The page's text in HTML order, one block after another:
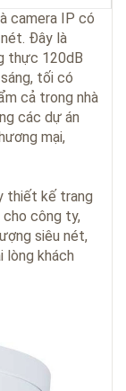
camera IP có
Đây là
thực 120dB
tối có
cả trong nhà
các dự án
mại,
thiết kế trang
cho công ty,
siêu nét,
lòng khách